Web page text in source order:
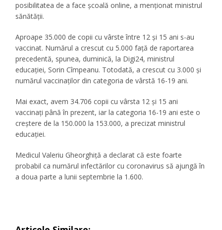
posibilitatea de a face școală online, a menționat ministrul
sănătății.
Aproape 35.000 de copii cu vârste între 12 și 15 ani s-au
vaccinat. Numărul a crescut cu 5.000 față de raportarea
precedentă, spunea, duminică, la Digi24, ministrul
educației, Sorin Cîmpeanu. Totodată, a crescut cu 3.000 și
numărul vaccinaților din categoria de vârstă 16-19 ani.
Mai exact, avem 34.706 copii cu vârsta 12 și 15 ani
vaccinați până în prezent, iar la categoria 16-19 ani este o
creștere de la 150.000 la 153.000, a precizat ministrul
educației.
Medicul Valeriu Gheorghiță a declarat că este foarte
probabil ca numărul infectărilor cu coronavirus să ajungă în
a doua parte a lunii septembrie la 1.600.